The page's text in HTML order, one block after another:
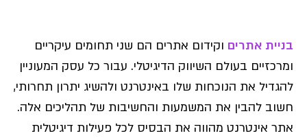
בניית אתרים וקידום אתרים הם שני תחומים עיקריים
ומרכזיים בעולם השיווק הדיגיטלי. עבור כל עסק המעוניין
להגדיל את הנוכחות שלו באינטרנט ולהשיג יתרון תחרותי,
חשוב להבין את המשמעות והחשיבות של תהליכים אלה.
אתר אינטרנט מהווה את הבסיס לכל פעילות דיגיטלית